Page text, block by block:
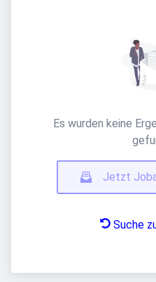
Es wurden keine
Jetzt
Suche